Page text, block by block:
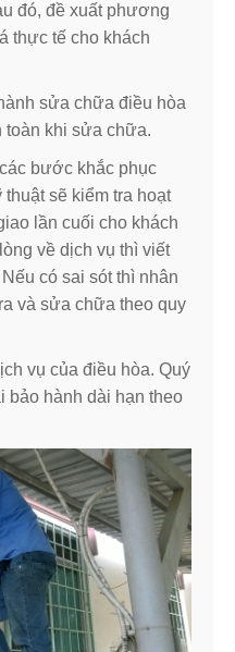
đó, đề xuất phương
thực tế cho khách
sửa chữa điều hòa
toàn khi sửa chữa.
bước khắc phục
sẽ kiểm tra hoạt
lần cuối cho khách
về dịch vụ thì viết
có sai sót thì nhân
và sửa chữa theo quy
vụ của điều hòa. Quý
bảo hành dài hạn theo